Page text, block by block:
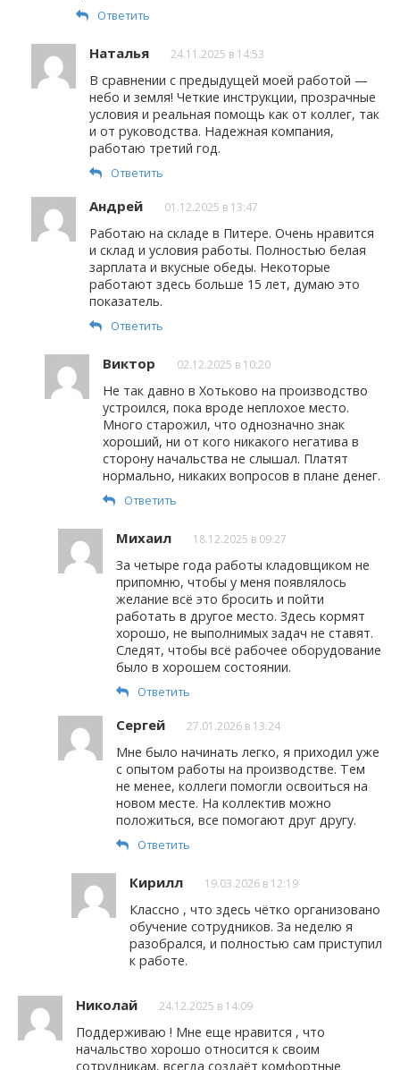
Ответить
Наталья 24.11.2025 в 14:53
В сравнении с предыдущей моей работой —
небо и земля! Четкие инструкции, прозрачные
условия и реальная помощь как от коллег, так
и от руководства. Надежная компания,
работаю третий год.
Ответить
Андрей 01.12.2025 в 13:47
Работаю на складе в Питере. Очень нравится
и склад и условия работы. Полностью белая
зарплата и вкусные обеды. Некоторые
работают здесь больше 15 лет, думаю это
показатель.
Ответить
Виктор 02.12.2025 в 10:20
Не так давно в Хотьково на производство
устроился, пока вроде неплохое место.
Много старожил, что однозначно знак
хороший, ни от кого никакого негатива в
сторону начальства не слышал. Платят
нормально, никаких вопросов в плане денег.
Ответить
Михаил 18.12.2025 в 09:27
За четыре года работы кладовщиком не
припомню, чтобы у меня появлялось
желание всё это бросить и пойти
работать в другое место. Здесь кормят
хорошо, не выполнимых задач не ставят.
Следят, чтобы всё рабочее оборудование
было в хорошем состоянии.
Ответить
Сергей 27.01.2026 в 13:24
Мне было начинать легко, я приходил уже
с опытом работы на производстве. Тем
не менее, коллеги помогли освоиться на
новом месте. На коллектив можно
положиться, все помогают друг другу.
Ответить
Кирилл 19.03.2026 в 12:19
Классно , что здесь чётко организовано
обучение сотрудников. За неделю я
разобрался, и полностью сам приступил
к работе.
Николай 24.12.2025 в 14:09
Поддерживаю ! Мне еще нравится , что
начальство хорошо относится к своим
сотрудникам, всегда создаёт комфортные